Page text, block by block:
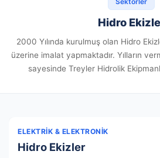
Hidro
2000 Yılında kurulmuş olan Hidro
üzerine imalat yapmaktadır. Yılların
sayesinde Treyler Hidrolik
ELEKTRIK & ELEKTRONIK
Hidro Ekizler